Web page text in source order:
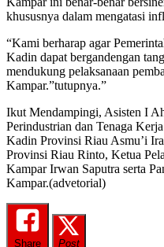
khususnya dalam mengatasi
“Kami berharap agar
Kadin dapat bergandengan
mendukung pelaksanaan
Kampar.”tutupnya.”
Ikut Mendampingi, Asisten I
Perindustrian dan Tenaga
Kadin Provinsi Riau Asmu’i
Provinsi Riau Rinto, Ketua
Kampar Irwan Saputra serta
Kampar.(advetorial)
Share Post